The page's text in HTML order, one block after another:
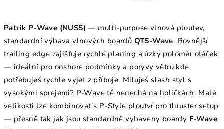
Patrik P-Wave (NUSS) — multi-purpose vlnová ploutev,
standardní výbava vlnových boardů QTS-Wave. Rovnější
trailing edge zajišťuje rychlé planing a úzký poloměr otáček
— ideální pro onshore podmínky a poryvy větru kde
potřebuješ rychle vyjet z příboje. Miluješ slash styl s
vysokými sprejemi? P-Wave tě nenechá na holičkách. Malé
velikosti lze kombinovat s P-Style ploutví pro thruster setup
— přesně tak jak jsou standardně vybaveny boardy F-Wave.